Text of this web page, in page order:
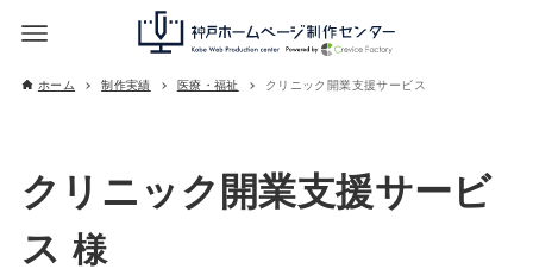
ホーム 制作実績 医療・福祉 クリニック開業支援サービス
クリニック開業支援サービ
ス 様